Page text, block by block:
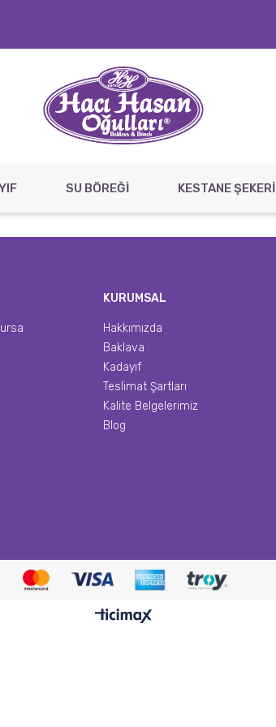
SU BÖREĞİ KESTANE ŞEKERİ
KURUMSAL
Hakkımızda
Baklava
Kadayıf
Teslimat Şartları
Kalite Belgelerimiz
Blog